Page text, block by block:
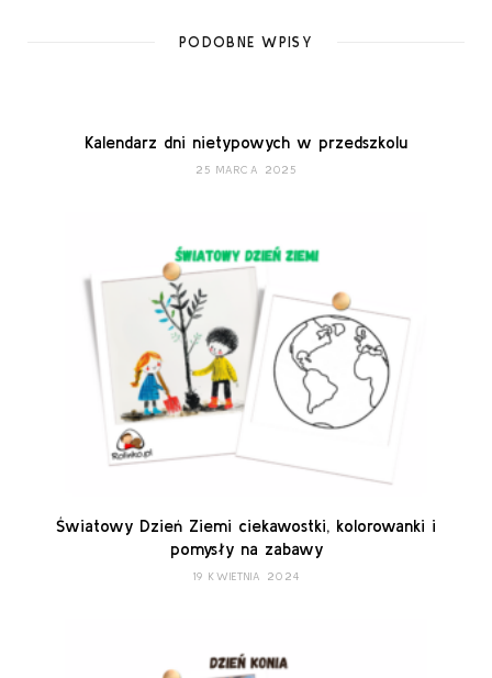
PODOBNE WPISY
Kalendarz dni nietypowych w przedszkolu
25 MARCA 2025
Światowy Dzień Ziemi ciekawostki, kolorowanki i
pomysły na zabawy
19 KWIETNIA 2024